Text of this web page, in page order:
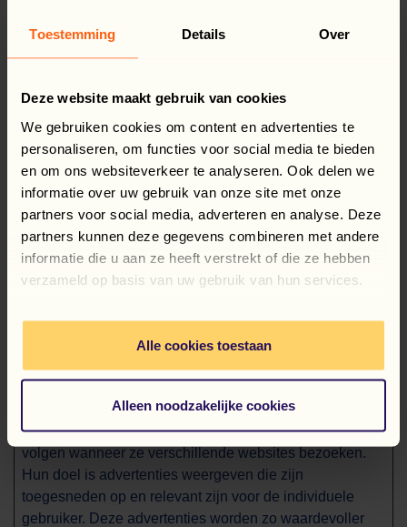
Toestemming Details Over
Deze website maakt gebruik van cookies
We gebruiken cookies om content en advertenties te
personaliseren, om functies voor social media te bieden
en om ons websiteverkeer te analyseren. Ook delen we
informatie over uw gebruik van onze site met onze
partners voor social media, adverteren en analyse. Deze
partners kunnen deze gegevens combineren met andere
informatie die u aan ze heeft verstrekt of die ze hebben
verzameld op basis van uw gebruik van hun services.
Alle cookies toestaan
Alleen noodzakelijke cookies
verschillende
_ga_#
Google
Gebruikt om
gegevens naar
Google Analytics te
verzenden over het
apparaat en het
gedrag van de
bezoeker. Traceert
de bezoeker op
verschillende
marketingkanalen.
Marketing (8)
Marketingcookies worden gebruikt om bezoekers te
volgen wanneer ze verschillende websites bezoeken.
Hun doel is advertenties weergeven die zijn
toegesneden op en relevant zijn voor de individuele
gebruiker. Deze advertenties worden zo waardevoller